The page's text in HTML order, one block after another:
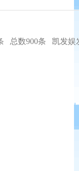
总数900条 凯发娱